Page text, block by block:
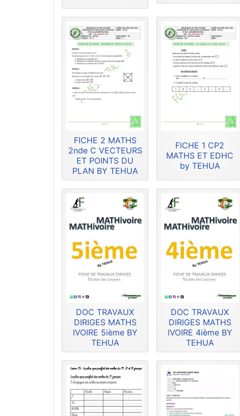
FICHE 2 MATHS
2nde C VECTEURS
ET POINTS DU
PLAN BY TEHUA
FICHE 1 CP2
MATHS ET EDHC
by TEHUA
DOC TRAVAUX
DIRIGES MATHS
IVOIRE 5ième BY
TEHUA
DOC TRAVAUX
DIRIGES MATHS
IVOIRE 4ième BY
TEHUA